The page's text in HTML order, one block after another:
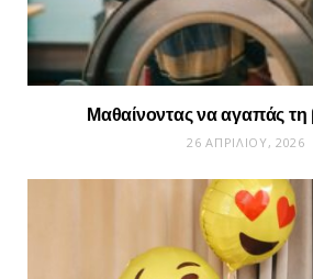
Μαθαίνοντας να αγαπάς
26 ΑΠΡΙΛΊΟΥ, 2026